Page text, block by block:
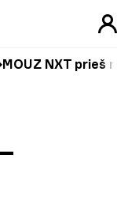
MOUZ NXT prieš